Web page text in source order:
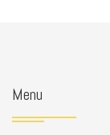
Menu